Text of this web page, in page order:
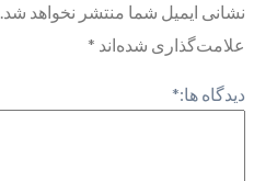
نشانی ایمیل شما منتشر نخواهد شد.
علامت‌گذاری شده‌اند *
دیدگاه ها:*